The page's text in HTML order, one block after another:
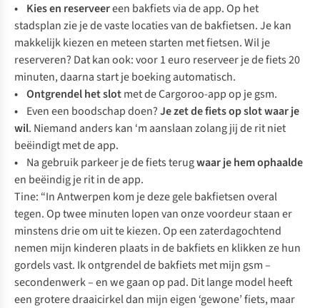
• Kies en reserveereen bakfiets via de app. Op het
stadsplan zie je de vaste locaties van de bakfietsen. Je kan
makkelijk kiezen en meteen starten met fietsen. Wil je
reserveren? Dat kan ook: voor 1 euro reserveer je de fiets 20
minuten, daarna start je boeking automatisch.
• Ontgrendel het slotmet de Cargoroo-app op je gsm.
• Even een boodschap doen?Je zet de fiets op slot waar je
wil. Niemand anders kan ‘m aanslaan zolang jij de rit niet
beëindigt met de app.
• Na gebruik parkeer je de fiets terugwaar je hem ophaalde
en beëindig je rit in de app.
Tine: “In Antwerpen kom je deze gele bakfietsen overal
tegen. Op twee minuten lopen van onze voordeur staan er
minstens drie om uit te kiezen. Op een zaterdagochtend
nemen mijn kinderen plaats in de bakfiets en klikken ze hun
gordels vast. Ik ontgrendel de bakfiets met mijn gsm –
secondenwerk – en we gaan op pad. Dit lange model heeft
een grotere draaicirkel dan mijn eigen ‘gewone’ fiets, maar